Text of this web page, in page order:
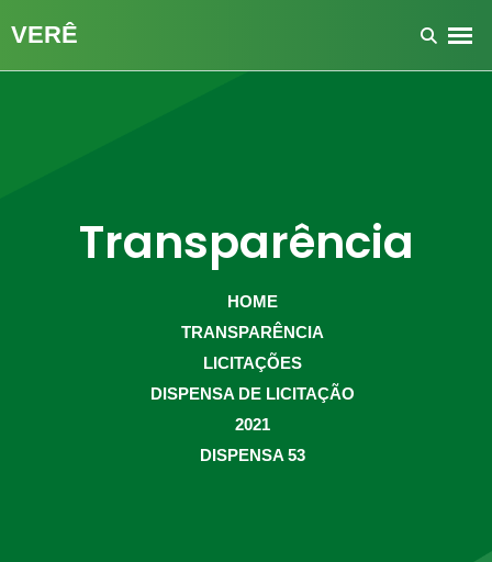
Transparência
HOME
TRANSPARÊNCIA
LICITAÇÕES
DISPENSA DE LICITAÇÃO
2021
DISPENSA 53